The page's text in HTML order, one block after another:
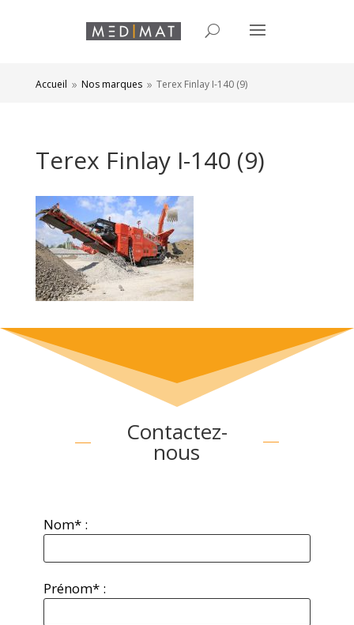
Accueil 9 Nos marques 9 Terex Finlay I-140 (9)
Terex Finlay I-140 (9)
Contactez-
nous
Nom* :
Prénom* :